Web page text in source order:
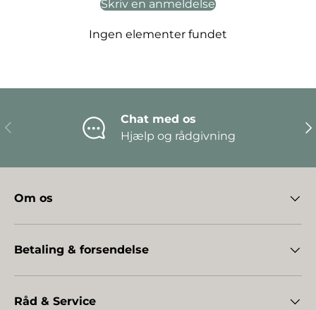
Skriv en anmeldelse
Ingen elementer fundet
Forrige
Chat med os
Hjælp og rådgivning
Om os
Betaling & forsendelse
Råd & Service